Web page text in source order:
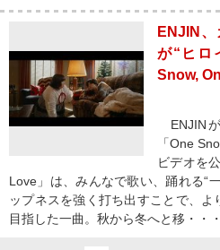
ENJIN
が“ヒロ
Snow,
ENJIN
「One
ビデオを
Love」は、みんなで歌い、踊れる“
ップネスを強く打ち出すことで、
目指した一曲。秋から冬へと移・・・